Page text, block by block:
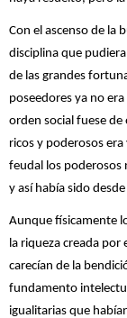
Con el ascenso de la
disciplina que
de las grandes
poseedores ya no
orden social fuese de
ricos y poderosos
feudal los poderosos
y así había sido
Aunque físicamente
la riqueza creada por
carecían de la
fundamento
igualitarias que